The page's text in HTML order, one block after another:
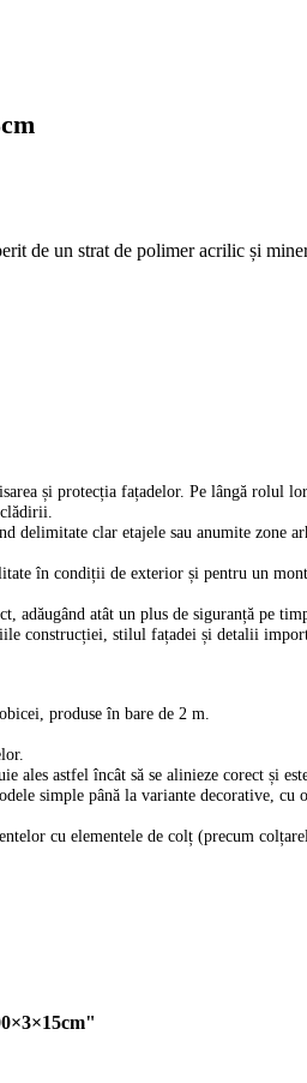
de un strat de polimer acrilic și
și protecția fațadelor. Pe lângă rolul
clar etajele sau anumite zone
în condiții de exterior și pentru un
atât un plus de siguranță pe
construcției, stilul fațadei și detalii
produse în bare de 2 m.
ales astfel încât să se alinieze corect și
simple până la variante decorative,
cu elementele de colț (precum